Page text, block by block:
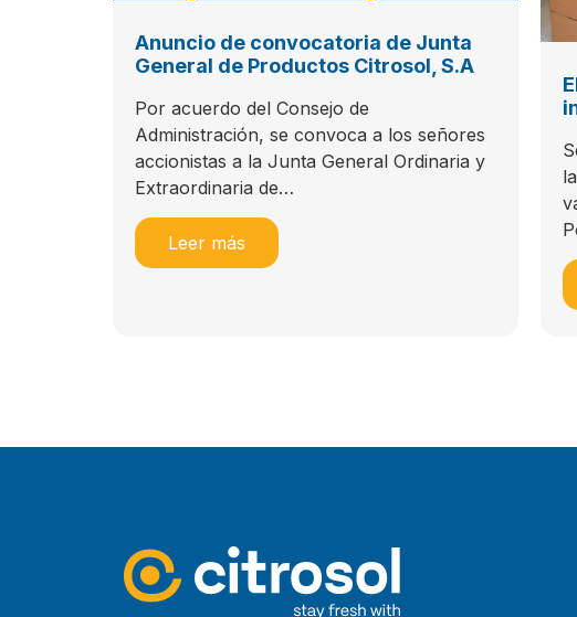
Anuncio de convocatoria de Junta
General de Productos Citrosol, S.A
Por acuerdo del Consejo de
Administración, se convoca a los señores
accionistas a la Junta General Ordinaria y
Extraordinaria de…
Leer más